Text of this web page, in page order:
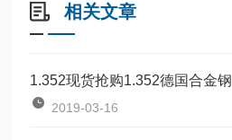
相关文章
1.352现货抢购1.352德国合金钢
2019-03-16